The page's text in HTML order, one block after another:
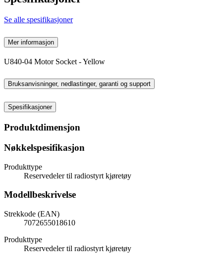
Se alle spesifikasjoner
Mer informasjon
U840-04 Motor Socket - Yellow
Bruksanvisninger, nedlastinger, garanti og support
Spesifikasjoner
Produktdimensjon
Nøkkelspesifikasjon
Produkttype
Reservedeler til radiostyrt kjøretøy
Modellbeskrivelse
Strekkode (EAN)
7072655018610
Produkttype
Reservedeler til radiostyrt kjøretøy